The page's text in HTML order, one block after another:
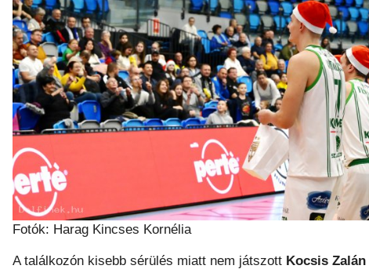
Fotók: Harag Kincses Kornélia
A találkozón kisebb sérülés miatt nem játszott Kocsis Zalán